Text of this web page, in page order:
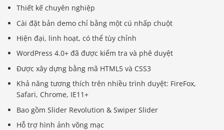
Thiết kế chuyên nghiệp
Cài đặt bản demo chỉ bằng một cú nhấp chuột
Hiện đại, linh hoạt, có thể tùy chỉnh
WordPress 4.0+ đã được kiểm tra và phê duyệt
Được xây dựng bằng mã HTML5 và CSS3
Khả năng tương thích trên nhiều trình duyệt: FireFox,
Safari, Chrome, IE11+
Bao gồm Slider Revolution & Swiper Slider
Hỗ trợ hình ảnh võng mạc